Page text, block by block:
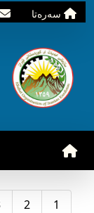
سه‌ره‌تا
1
2